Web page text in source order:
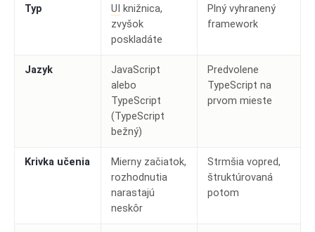
Typ UI
knižnica,
zvyšok
poskladáte
Plný vyhranený
framework
Jazyk
JavaScript
alebo
TypeScript
(TypeScript
bežný)
Predvolene
TypeScript na
prvom mieste
Krivka učenia
Mierny začiatok,
rozhodnutia
narastajú
neskôr
Strmšia vopred,
štruktúrovaná
potom